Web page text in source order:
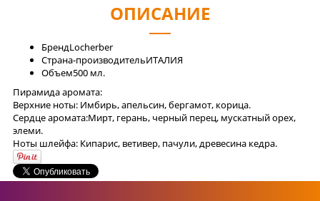
ОПИСАНИЕ
БрендLocherber
Страна-производительИТАЛИЯ
Объем500 мл.
Пирамида аромата:
Верхние ноты: Имбирь, апельсин, бергамот, корица.
Cердце аромата:Мирт, герань, черный перец, мускатный орех,
элеми.
Ноты шлейфа: Кипарис, ветивер, пачули, древесина кедра.